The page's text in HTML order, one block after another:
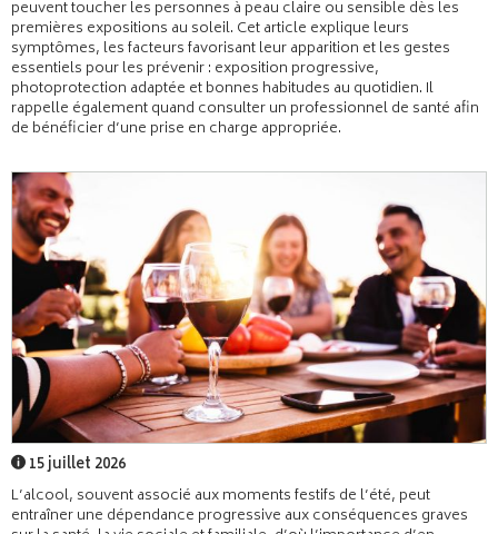
peuvent toucher les personnes à peau claire ou sensible dès les
premières expositions au soleil. Cet article explique leurs
symptômes, les facteurs favorisant leur apparition et les gestes
essentiels pour les prévenir : exposition progressive,
photoprotection adaptée et bonnes habitudes au quotidien. Il
rappelle également quand consulter un professionnel de santé afin
de bénéficier d’une prise en charge appropriée.
15 juillet 2026
L’alcool, souvent associé aux moments festifs de l’été, peut
entraîner une dépendance progressive aux conséquences graves